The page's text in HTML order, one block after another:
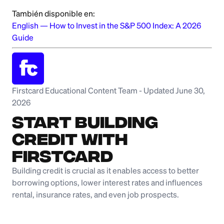
También disponible en:
English — How to Invest in the S&P 500 Index: A 2026
Guide
Firstcard Educational Content Team - Updated June 30,
2026
Start Building
Credit with
Firstcard
Building credit is crucial as it enables access to better
borrowing options, lower interest rates and influences
rental, insurance rates, and even job prospects.